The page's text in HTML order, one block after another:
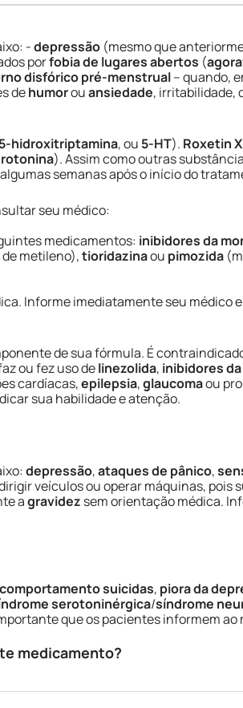
-depressão (mesmo que
porfobia de lugares abertos (
disfórico pré-menstrual– quando,
dehumorouansiedade, irritabilidade,
5-hidroxitriptamina, ou 5-HT). Roxetin
). Assim como outras
semanas após o início do
seu médico:
medicamentos: inibidores da
metileno),tioridazinaou pimozida
Informe imediatamente seu médico
de sua fórmula. É
ou fez uso delinezolida, inibidores
cardíacas,epilepsia,glaucomaou
sua habilidade e atenção.
depressão,ataques de pânico,
veículos ou operar máquinas, pois
agravidez sem orientação médica.
suicidas, piora da
serotoninérgica/síndrome
que os pacientes informem
medicamento?